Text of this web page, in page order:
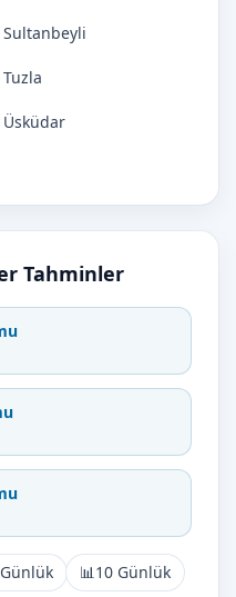
Sultanbeyli
Tuzla
Üsküdar
Tahminler
📊10 Günlük